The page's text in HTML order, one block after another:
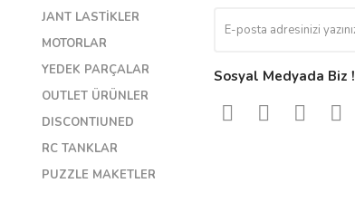
JANT LASTİKLER
MOTORLAR
YEDEK PARÇALAR
OUTLET ÜRÜNLER
DISCONTIUNED
RC TANKLAR
PUZZLE MAKETLER
Sosyal Medyada Biz !